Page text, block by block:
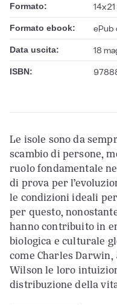
Formato:
Formato ebook: ePub
Data uscita: 18
ISBN:
Le isole sono da
scambio di persone,
ruolo fondamentale
di prova per
le condizioni ideali
per questo,
hanno contribuito in
biologica e culturale
come Charles
Wilson le loro
distribuzione della